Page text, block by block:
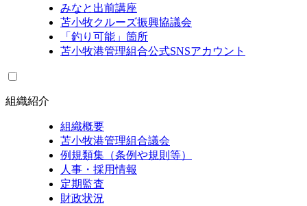
みなと出前講座
苫小牧クルーズ振興協議会
「釣り可能」箇所
苫小牧港管理組合公式SNSアカウント
組織紹介
組織概要
苫小牧港管理組合議会
例規類集（条例や規則等）
人事・採用情報
定期監査
財政状況